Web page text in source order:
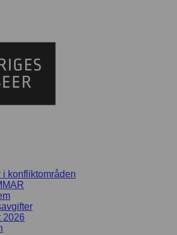
i konfliktområden
2026